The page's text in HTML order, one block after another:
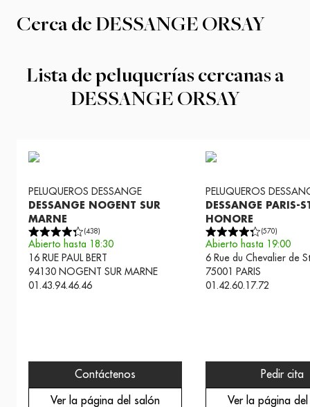
Cerca de DESSANGE ORSAY
Lista de peluquerías cercanas a
DESSANGE ORSAY
PELUQUEROS DESSANGE
DESSANGE NOGENT SUR
MARNE
(438)
Abierto hasta 18:30
16 RUE PAUL BERT
94130 NOGENT SUR MARNE
01.43.94.46.46
Contáctenos
Ver la página del salón
PELUQUEROS
DESSANGE PARIS-
HONORE
(570)
Abierto hasta 19:00
6 Rue du Chevalier de
75001
PARIS
01.42.60.17.72
Pedir cita
Ver la página